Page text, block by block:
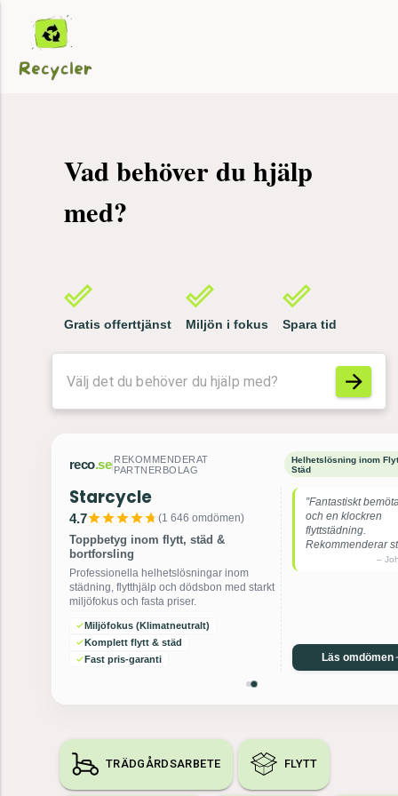
Vad behöver du hjälp
med?
Gratis offerttjänst Miljön i fokus Spara tid
reco.se|REKOMMENDERAT
PARTNERBOLAG
Helhetslösning inom
Städ
Starcycle
4.7 (1 646 omdömen)
Toppbetyg inom flytt, städ &
bortforsling
Professionella helhetslösningar inom
städning, flytthjälp och dödsbon med starkt
miljöfokus och fasta priser.
Miljöfokus (Klimatneutralt)
Komplett flytt & städ
Fast pris-garanti
”Fantastiskt
och en klockren
flyttstädning.
Rekommenderar
–
Läs omdömen
TRÄDGÅRDSARBETE FLYTT